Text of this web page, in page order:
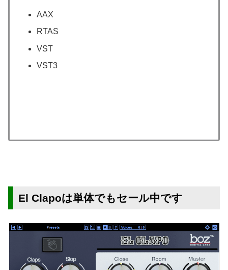
AAX
RTAS
VST
VST3
El Clapoは単体でもセール中です